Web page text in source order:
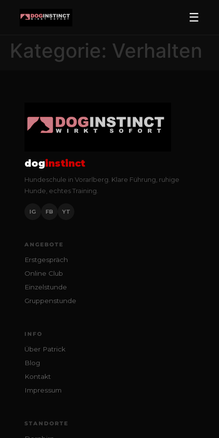
☰
Kategorie: Verhalten
doginstinct
Hundeschule in Vorarlberg. Klare Führung, ruhige
Hunde, echtes Training.
IG FB YT
ANGEBOTE
Erstgespräch
Online Club
Einzelstunde
Gruppenstunde
INFO
Über Patrick
Blog
Kontakt
Impressum
STANDORTE